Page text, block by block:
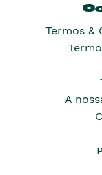
Termos &
A